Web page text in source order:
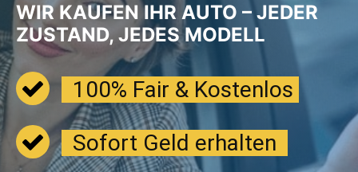
WIR KAUFEN IHR AUTO – JEDER
ZUSTAND, JEDES MODELL
100% Fair & Kostenlos
Sofort Geld erhalten